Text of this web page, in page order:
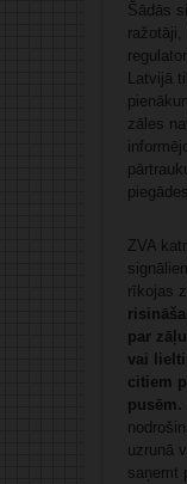
Šādās
ražotāji,
Latvijā
zāles
ZVA
rīkojas
par
vai
citiem
pusēm.
uzrunā
saņemt